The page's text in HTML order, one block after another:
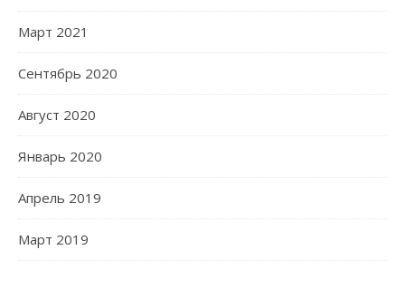
Март 2021
Сентябрь 2020
Август 2020
Январь 2020
Апрель 2019
Март 2019